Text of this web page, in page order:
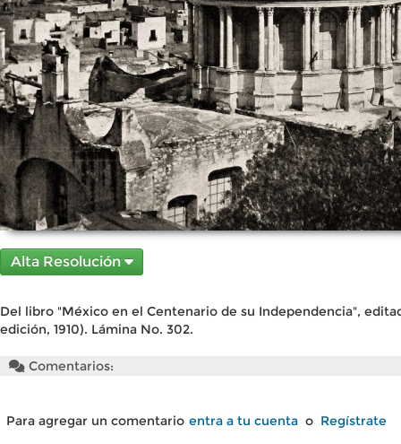
Alta Resolución
Del libro "México en el Centenario de su Independencia",
edición, 1910). Lámina No. 302.
Comentarios:
Para agregar un comentario entra a tu cuenta o Regístrate